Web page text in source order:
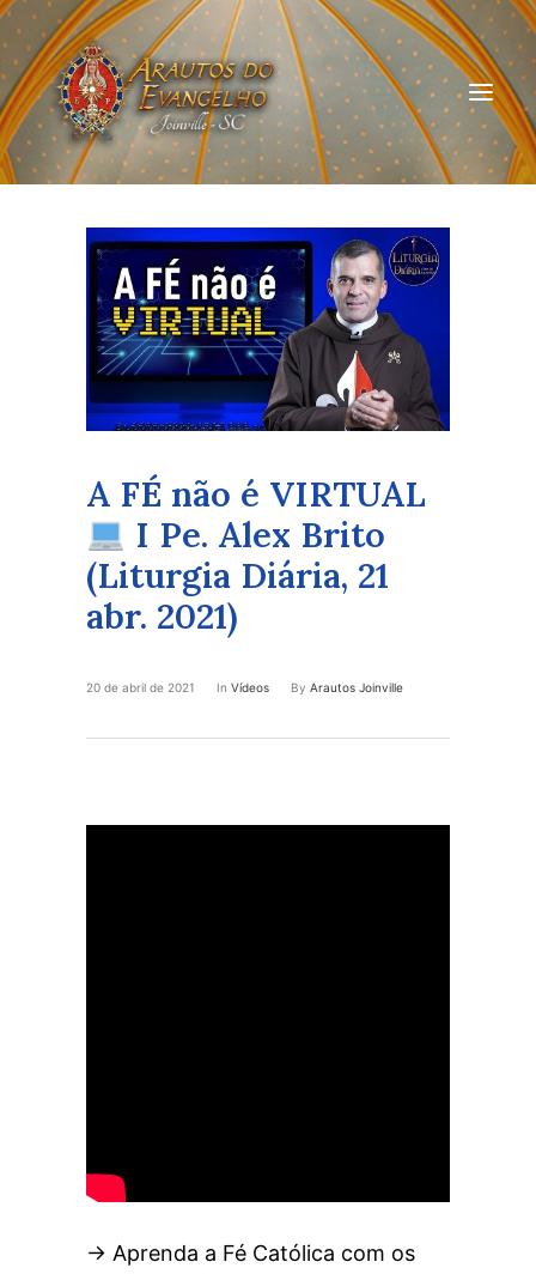
HOME
QUEM SOMOS
ARAUTOS JOINVILLE
CURSOS ON-LINE
A FÉ não é VIRTUAL
I Pe. Alex Brito
(Liturgia Diária, 21
abr. 2021)
20 de abril de 2021 In Vídeos By Arautos Joinville
→ Aprenda a Fé Católica com os